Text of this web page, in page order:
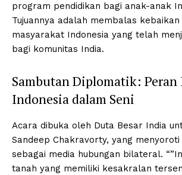
program pendidikan bagi anak-anak
Tujuannya adalah membalas
masyarakat Indonesia yang telah
bagi komunitas India.
Sambutan Diplomatik:
Indonesia dalam Seni
Acara dibuka oleh Duta Besar India
Sandeep Chakravorty, yang
sebagai media hubungan bilateral.
tanah yang memiliki kesakralan